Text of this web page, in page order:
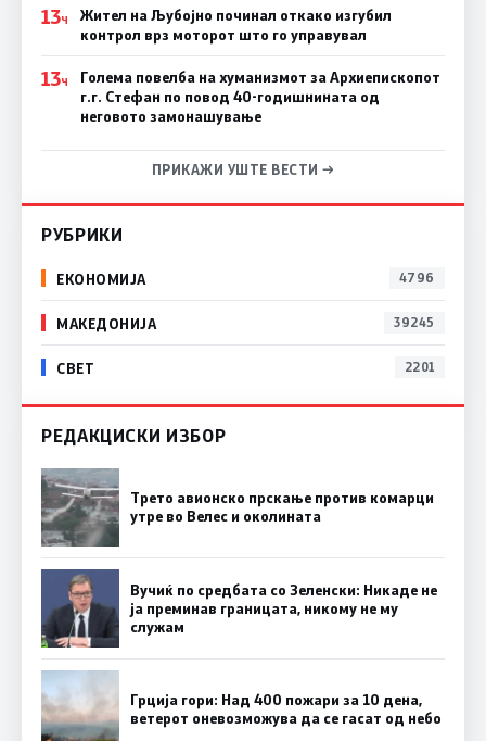
13Ч
Жител на Љубојно починал откако изгубил
контрол врз моторот што го управувал
13Ч
Голема повелба на хуманизмот за Архиепископот
г.г. Стефан по повод 40-годишнината од
неговото замонашување
ПРИКАЖИ УШТЕ ВЕСТИ →
РУБРИКИ
ЕКОНОМИЈА 4796
МАКЕДОНИЈА 39245
СВЕТ 2201
РЕДАКЦИСКИ ИЗБОР
Трето авионско прскање против комарци
утре во Велес и околината
Вучиќ по средбата со Зеленски: Никаде не
ја преминав границата, никому не му
служам
Грција гори: Над 400 пожари за 10 дена,
ветерот оневозможува да се гасат од небо